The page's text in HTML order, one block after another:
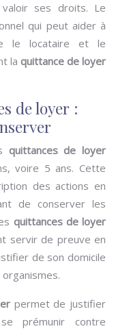
ses droits. Le
qui peut aider à
le locataire et le
la quittance de loyer
de loyer :
quittances de loyer
voire 5 ans. Cette
des actions en
de conserver les
quittances de loyer
servir de preuve en
de son domicile
permet de justifier
prémunir contre